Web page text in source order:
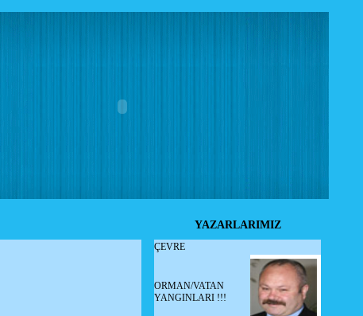
YAZARLARIMIZ
ÇEVRE
ORMAN/VATAN
YANGINLARI !!!